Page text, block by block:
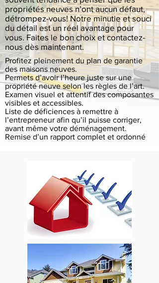
propriétés neuves n’ont aucun défaut,
détrompez-vous! Notre minutie et souci
du détail est un réel avantage pour
vous. Faites le bon choix et contactez-
nous dès maintenant.
Profitez pleinement du plan de garantie
des maisons neuves.
Permets d’avoir l’heure juste sur une
propriété neuve selon les règles de l’art.
Examen visuel et attentif des composantes
visibles et accessibles.
Liste de déficiences à remettre à
l’entrepreneur afin qu’il puisse corriger,
avant même votre déménagement.
Remise d’un rapport complet et ordonné